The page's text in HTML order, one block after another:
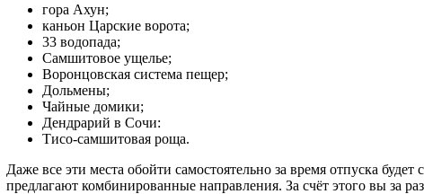
гора Ахун;
каньон Царские ворота;
33 водопада;
Самшитовое ущелье;
Воронцовская система пещер;
Дольмены;
Чайные домики;
Дендрарий в Сочи:
Тисо-самшитовая роща.
Даже все эти места обойти самостоятельно за время отпуска
предлагают комбинированные направления. За счёт этого вы за